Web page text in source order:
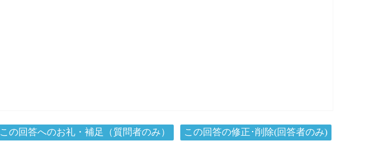
この回答へのお礼・補足（質問者のみ） この回答の修正･削除(回答者のみ)